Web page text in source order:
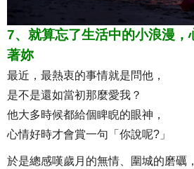
7、就算忘了生活中的小浪漫，
著妳
最近，最熱衷的事情就是問他，
是不是還如當初那麼愛我？
他大多時候都給個睥睨的眼神，
心情好時才會賞一句「你說呢?」
於是總感嘆歲月的無情、圍城的磨礪，